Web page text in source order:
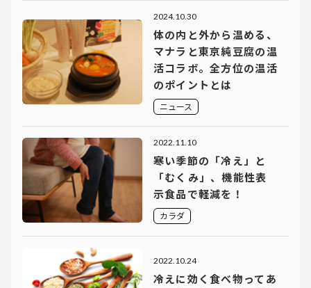
2024.10.30
体の内と外から温める、
マナラと東京純豆腐の温
活コラボ。全方位の温活
のポイントとは
ニュース
2022.11.10
寒い季節の「冷え」と
「むくみ」、機能性表
示食品で軽減を！
カラダ
2022.10.24
冷えに効く食べ物ってあ